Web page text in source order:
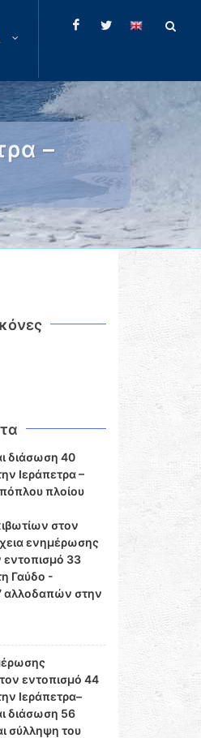
–
διάσωση 40
Ιεράπετρα –
πλοίου
στον
ενημέρωσης
εντοπισμό 33
Γαύδο -
αλλοδαπών στην
εντοπισμό 44
Ιεράπετρα–
διάσωση 56
σύλληψη του